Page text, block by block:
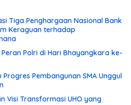
Tiga Penghargaan Nasional Bank
Keraguan terhadap
Polri di Hari Bhayangkara ke-
Pembangunan SMA Unggul
Visi Transformasi UHO yang